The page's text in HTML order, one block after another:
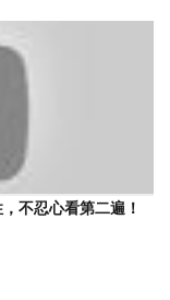
不忍心看第二遍！